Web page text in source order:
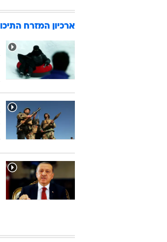
ארכיון המזרח התיכון -